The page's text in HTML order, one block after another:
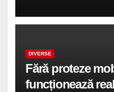
DIVERSE
Fără proteze
funcționează